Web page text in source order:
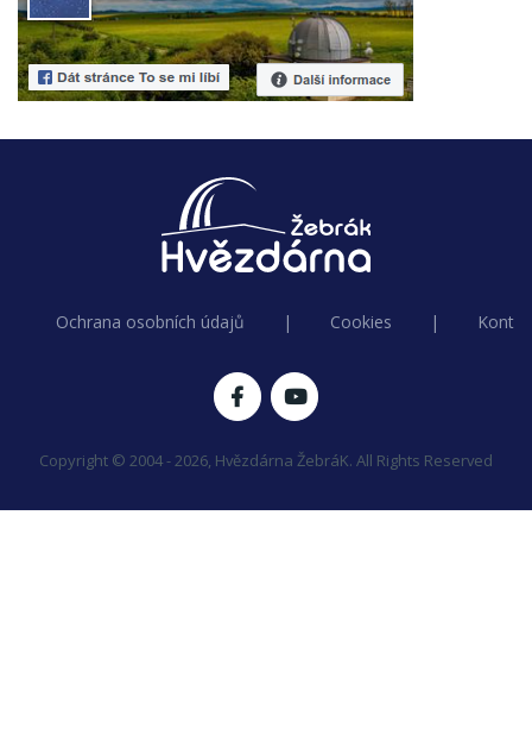
Ochrana osobních údajů | Cookies |
Copyright © 2004 - 2026, Hvězdárna ŽebráK. All Rights Reserved